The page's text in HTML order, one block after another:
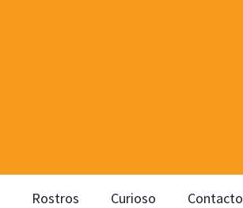
Rostros Curioso Contacto